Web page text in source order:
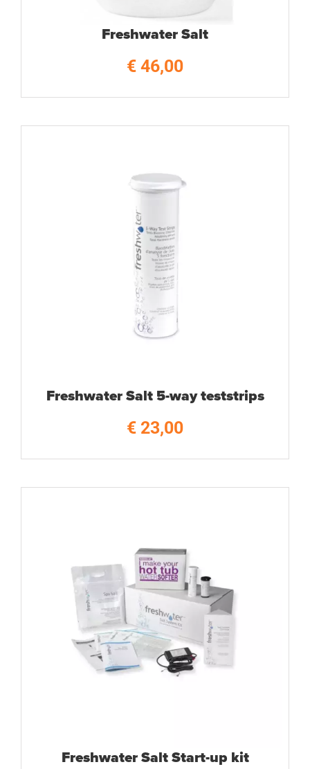
Freshwater Salt
€ 46,00
Freshwater Salt 5-way teststrips
€ 23,00
Freshwater Salt Start-up kit